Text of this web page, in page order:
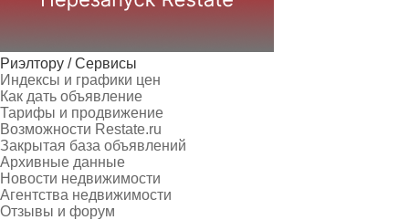
Риэлтору / Сервисы
Индексы и графики цен
Как дать объявление
Тарифы и продвижение
Возможности Restate.ru
Закрытая база объявлений
Архивные данные
Новости недвижимости
Агентства недвижимости
Отзывы и форум